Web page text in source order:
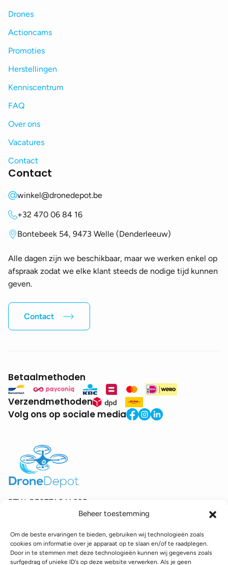
Beheer toestemming
Om de beste ervaringen te bieden, gebruiken wij technologieën zoals
cookies om informatie over je apparaat op te slaan en/of te raadplegen.
Door in te stemmen met deze technologieën kunnen wij gegevens zoals
surfgedrag of unieke ID's op deze website verwerken. Als je geen
Drones
Actioncams
Promoties
Herstellingen
Kenniscentrum
FAQ
Over ons
Vacatures
Contact
Contact
winkel@dronedepot.be
+32 470 06 84 16
Bontebeek 54, 9473 Welle (Denderleeuw)
Alle dagen zijn we beschikbaar, maar we werken enkel op
afspraak zodat we elke klant steeds de nodige tijd kunnen
geven.
Contact
Betaalmethoden
Verzendmethoden
Volg ons op sociale media
BTW: BE0771.941.935
© 2025 DroneDepot. Alle rechten voorbehouden.
RecyclagebijdrageRetourbeleidBetaalinformatie
VerzendinformatieToegankelijkheidsverklaring